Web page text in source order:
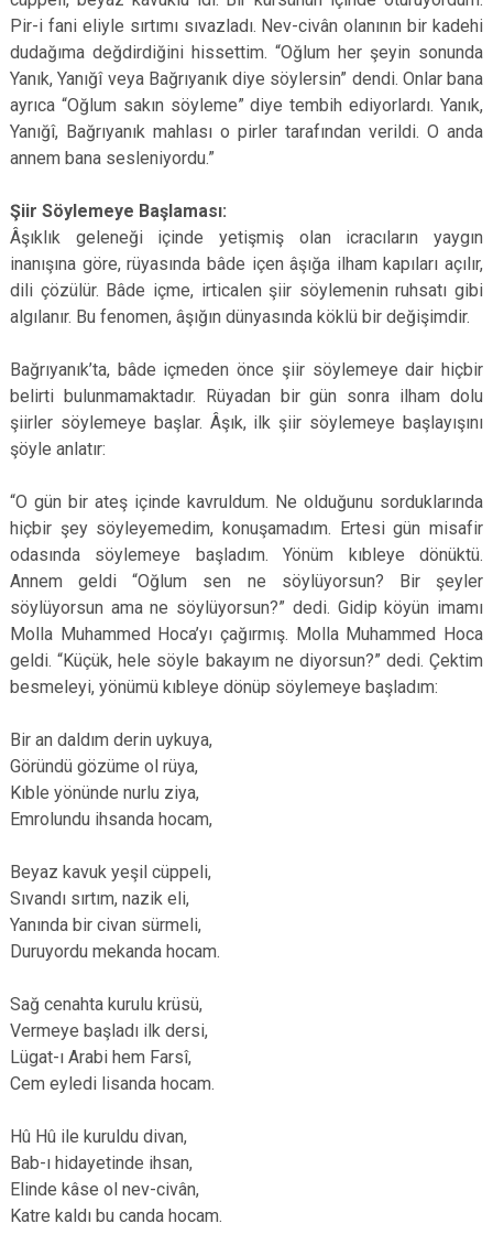
Pir-i fani eliyle sırtımı sıvazladı. Nev-civân olanının bir kadehi
dudağıma değdirdiğini hissettim. “Oğlum her şeyin sonunda
Yanık, Yanığî veya Bağrıyanık diye söylersin” dendi. Onlar bana
ayrıca “Oğlum sakın söyleme” diye tembih ediyorlardı. Yanık,
Yanığî, Bağrıyanık mahlası o pirler tarafından verildi. O anda
annem bana sesleniyordu.”
Şiir Söylemeye Başlaması:
Âşıklık geleneği içinde yetişmiş olan icracıların yaygın
inanışına göre, rüyasında bâde içen âşığa ilham kapıları açılır,
dili çözülür. Bâde içme, irticalen şiir söylemenin ruhsatı gibi
algılanır. Bu fenomen, âşığın dünyasında köklü bir değişimdir.
Bağrıyanık’ta, bâde içmeden önce şiir söylemeye dair hiçbir
belirti bulunmamaktadır. Rüyadan bir gün sonra ilham dolu
şiirler söylemeye başlar. Âşık, ilk şiir söylemeye başlayışını
şöyle anlatır:
“O gün bir ateş içinde kavruldum. Ne olduğunu sorduklarında
hiçbir şey söyleyemedim, konuşamadım. Ertesi gün misafir
odasında söylemeye başladım. Yönüm kıbleye dönüktü.
Annem geldi “Oğlum sen ne söylüyorsun? Bir şeyler
söylüyorsun ama ne söylüyorsun?” dedi. Gidip köyün imamı
Molla Muhammed Hoca’yı çağırmış. Molla Muhammed Hoca
geldi. “Küçük, hele söyle bakayım ne diyorsun?” dedi. Çektim
besmeleyi, yönümü kıbleye dönüp söylemeye başladım:
Bir an daldım derin uykuya,
Göründü gözüme ol rüya,
Kıble yönünde nurlu ziya,
Emrolundu ihsanda hocam,
Beyaz kavuk yeşil cüppeli,
Sıvandı sırtım, nazik eli,
Yanında bir civan sürmeli,
Duruyordu mekanda hocam.
Sağ cenahta kurulu krüsü,
Vermeye başladı ilk dersi,
Lügat-ı Arabi hem Farsî,
Cem eyledi lisanda hocam.
Hû Hû ile kuruldu divan,
Bab-ı hidayetinde ihsan,
Elinde kâse ol nev-civân,
Katre kaldı bu canda hocam.